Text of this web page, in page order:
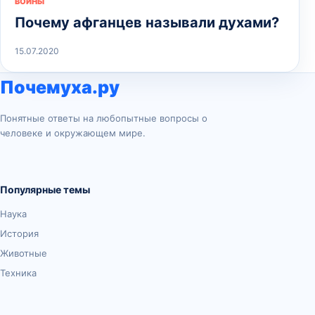
Почему афганцев называли духами?
15.07.2020
Почемуха.ру
Понятные ответы на любопытные вопросы о
человеке и окружающем мире.
Популярные темы
Наука
История
Животные
Техника